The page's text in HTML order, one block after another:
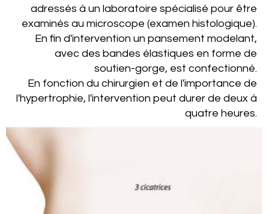
adressés à un laboratoire spécialisé pour être
examinés au microscope (examen histologique).
En fin d'intervention un pansement modelant,
avec des bandes élastiques en forme de
soutien-gorge, est confectionné.
En fonction du chirurgien et de l'importance de
l'hypertrophie, l'intervention peut durer de deux à
quatre heures.